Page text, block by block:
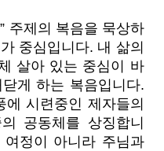
주제의 복음을 묵상하
중심입니다. 내 삶의
살아 있는 중심이 바
게 하는 복음입니다.
에 시련중인 제자들의
공동체를 상징합니
정이 아니라 주님과